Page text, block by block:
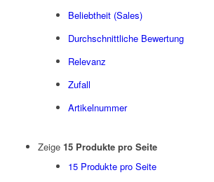
Beliebtheit (Sales)
Durchschnittliche Bewertung
Relevanz
Zufall
Artikelnummer
Zeige 15 Produkte pro Seite
15 Produkte pro Seite